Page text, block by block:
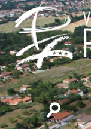
Rechercher